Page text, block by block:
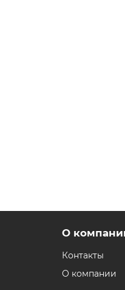
О
Контакты
О компании